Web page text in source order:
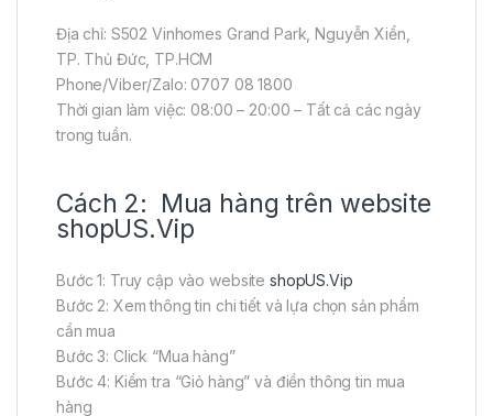
Địa chỉ: S502 Vinhomes Grand Park, Nguyễn Xiển,
TP. Thủ Đức, TP.HCM
Phone/Viber/Zalo: 0707 08 1800
Thời gian làm việc: 08:00 – 20:00 – Tất cả các ngày
trong tuần.
Cách 2: Mua hàng trên website
shopUS.Vip
Bước 1: Truy cập vào website shopUS.Vip
Bước 2: Xem thông tin chi tiết và lựa chọn sản phẩm
cần mua
Bước 3: Click “Mua hàng”
Bước 4: Kiểm tra “Giỏ hàng” và điền thông tin mua
hàng